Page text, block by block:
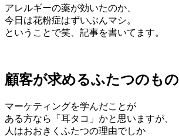
アレルギーの薬が効いたのか、
今日は花粉症はずいぶんマシ。
ということで笑、記事を書いてます。
顧客が求めるふたつのもの
マーケティングを学んだことが
ある方なら「耳タコ」かと思いますが、
人はおおきくふたつの理由でしか